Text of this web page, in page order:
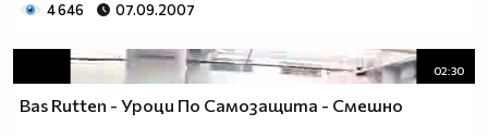
4 646 07.09.2007
02:30
Bas Rutten - Уроци По Самозащита - Смешно